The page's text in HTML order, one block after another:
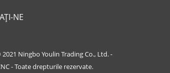
NE
Ningbo Youlin Trading Co., Ltd. -
- Toate drepturile rezervate.